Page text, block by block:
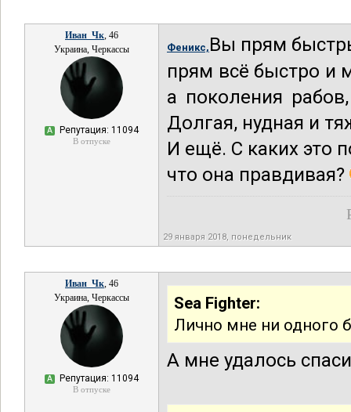
Иван_Чк, 46
Украина, Черкассы
А Репутация: 11094
В отпуске
Феникс, Вы прям
прям всё быстро и
а поколения
Долгая, нудная и
И ещё. С каких это
что она правдивая?
29 января 2018, понедельник
Иван_Чк, 46
Украина, Черкассы
А Репутация: 11094
В отпуске
Sea Fighter:
Лично мне ни одного
А мне удалось